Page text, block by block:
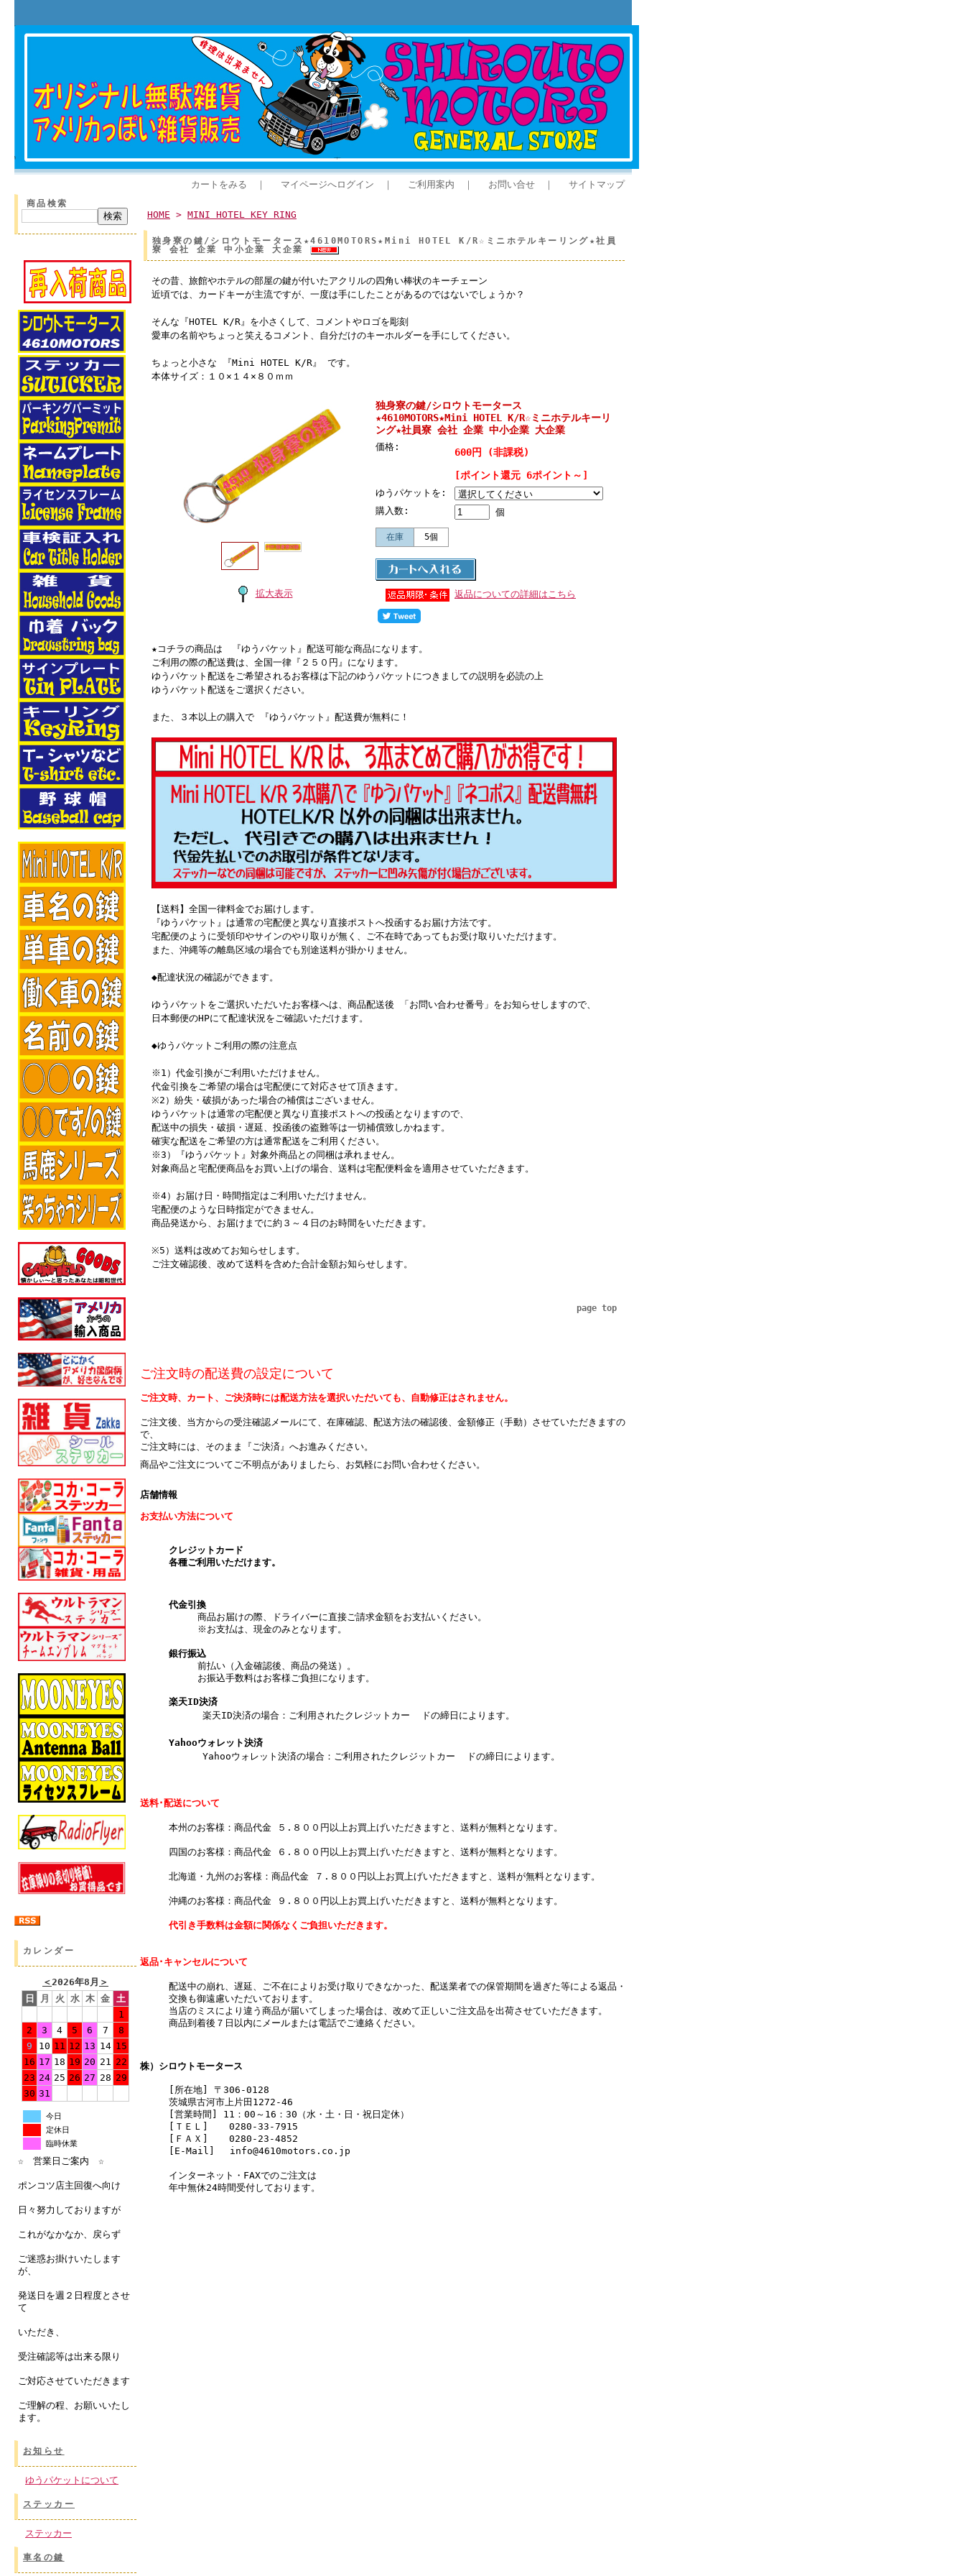
カートをみる ｜ マイページへログイン ｜ ご利用案内 ｜ お問い合せ ｜ サイトマップ
商品検索
カレンダー
＜2026年8月 ＞
日
月 火 水 木 金 土
1
2
3 4 5 6 7
8
9
10 11 12 13 14 15
16 17 18 19 20 21 22
23 24 25 26 27 28 29
30 31
今日
定休日
臨時休業
☆ 営業日ご案内 ☆
ポンコツ店主回復へ向け
日々努力しておりますが
これがなかなか、戻らず
ご迷惑お掛けいたします
が、
発送日を週２日程度とさせ
て
いただき、
受注確認等は出来る限り
ご対応させていただきます
ご理解の程、お願いいたし
ます。
お知らせ
ゆうパケットについて
ステッカー
ステッカー
車名の鍵
HOME > MINI HOTEL KEY RING
独身寮の鍵/シロウトモータース★4610MOTORS★Mini HOTEL K/R☆ミニホテルキーリング★社員
寮 会社 企業 中小企業 大企業
その昔、旅館やホテルの部屋の鍵が付いたアクリルの四角い棒状のキーチェーン
近頃では、カードキーが主流ですが、一度は手にしたことがあるのではないでしょうか？
そんな『HOTEL K/R』を小さくして、コメントやロゴを彫刻
愛車の名前やちょっと笑えるコメント、自分だけのキーホルダーを手にしてください。
ちょっと小さな 『Mini HOTEL K/R』 です。
本体サイズ：１０×１４×８０ｍｍ
拡大表示
独身寮の鍵/シロウトモータース
★4610MOTORS★Mini HOTEL K/R☆ミニホテルキーリ
ング★社員寮 会社 企業 中小企業 大企業
価格:
600円 (非課税)
[ポイント還元 6ポイント～]
ゆうパケットを:
購入数:
個
在庫 5個
返品についての詳細はこちら
★コチラの商品は 『ゆうパケット』配送可能な商品になります。
ご利用の際の配送費は、全国一律『２５０円』になります。
ゆうパケット配送をご希望されるお客様は下記のゆうパケットにつきましての説明を必読の上
ゆうパケット配送をご選択ください。
また、３本以上の購入で 『ゆうパケット』配送費が無料に！
【送料】全国一律料金でお届けします。
『ゆうパケット』は通常の宅配便と異なり直接ポストへ投函するお届け方法です。
宅配便のように受領印やサインのやり取りが無く、ご不在時であってもお受け取りいただけます。
また、沖縄等の離島区域の場合でも別途送料が掛かりません。
◆配達状況の確認ができます。
ゆうパケットをご選択いただいたお客様へは、商品配送後 「お問い合わせ番号」をお知らせしますので、
日本郵便のHPにて配達状況をご確認いただけます。
◆ゆうパケットご利用の際の注意点
※1）代金引換がご利用いただけません。
代金引換をご希望の場合は宅配便にて対応させて頂きます。
※2）紛失・破損があった場合の補償はございません。
ゆうパケットは通常の宅配便と異なり直接ポストへの投函となりますので、
配送中の損失・破損・遅延、投函後の盗難等は一切補償致しかねます。
確実な配送をご希望の方は通常配送をご利用ください。
※3）『ゆうパケット』対象外商品との同梱は承れません。
対象商品と宅配便商品をお買い上げの場合、送料は宅配便料金を適用させていただきます。
※4）お届け日・時間指定はご利用いただけません。
宅配便のような日時指定ができません。
商品発送から、お届けまでに約３～４日のお時間をいただきます。
※5）送料は改めてお知らせします。
ご注文確認後、改めて送料を含めた合計金額お知らせします。
page top
ご注文時の配送費の設定について
ご注文時、カート、ご決済時には配送方法を選択いただいても、自動修正はされません。
ご注文後、当方からの受注確認メールにて、在庫確認、配送方法の確認後、金額修正（手動）させていただきますの
で、
ご注文時には、そのまま『ご決済』へお進みください。
商品やご注文についてご不明点がありましたら、お気軽にお問い合わせください。
店舗情報
お支払い方法について
クレジットカード
各種ご利用いただけます。
代金引換
商品お届けの際、ドライバーに直接ご請求金額をお支払いください。
※お支払は、現金のみとなります。
銀行振込
前払い（入金確認後、商品の発送）。
お振込手数料はお客様ご負担になります。
楽天ID決済
楽天ID決済の場合：ご利用されたクレジットカー ドの締日によります。
Yahooウォレット決済
Yahooウォレット決済の場合：ご利用されたクレジットカー ドの締日によります。
送料･配送について
本州のお客様：商品代金 ５.８００円以上お買上げいただきますと、送料が無料となります。
四国のお客様：商品代金 ６.８００円以上お買上げいただきますと、送料が無料となります。
北海道・九州のお客様：商品代金 ７.８００円以上お買上げいただきますと、送料が無料となります。
沖縄のお客様：商品代金 ９.８００円以上お買上げいただきますと、送料が無料となります。
代引き手数料は金額に関係なくご負担いただきます。
返品･キャンセルについて
配送中の崩れ、遅延、ご不在によりお受け取りできなかった、配送業者での保管期間を過ぎた等による返品・
交換も御遠慮いただいております。
当店のミスにより違う商品が届いてしまった場合は、改めて正しいご注文品を出荷させていただきます。
商品到着後７日以内にメールまたは電話でご連絡ください。
株）シロウトモータース
[所在地] 〒306-0128
茨城県古河市上片田1272-46
[営業時間] 11：00～16：30（水・土・日・祝日定休）
[ＴＥＬ] 0280-33-7915
[ＦＡＸ] 0280-23-4852
[E-Mail] info@4610motors.co.jp
インターネット・FAXでのご注文は
年中無休24時間受付しております。